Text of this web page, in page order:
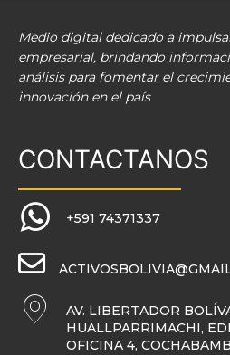
Medio digital dedicado a
empresarial, brindando
análisis para fomentar el
innovación en el país
CONTACTANOS
+591 74371337
AV. LIBERTADOR
HUALLPARRIMACHI,
OFICINA 4,